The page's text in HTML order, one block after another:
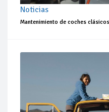
Noticias
Mantenimiento de coches